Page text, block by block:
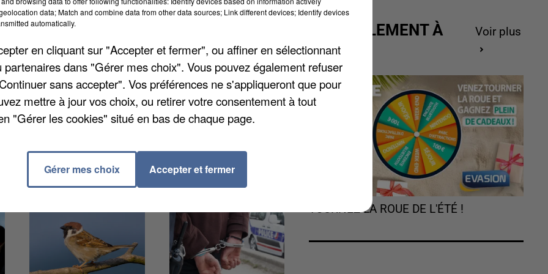
le maire affirme que la personne a une semaine
gratuitement quelques kilomètres plus loin dans un
également que le dépôt sauvage est
aller jusqu'à 1500 euros.
ACTUELLEMENT À
GAGNER
Voir plus
TOURNEZ LA ROUE DE L'ÉTÉ !
data; Match and combine data from other data sources; Link different devices; Identify devices
automatically.
en cliquant sur "Accepter et fermer", ou affiner en sélectionnant
partenaires dans "Gérer mes choix". Vous pouvez également refuser
sans accepter". Vos préférences ne s'appliqueront que pour
mettre à jour vos choix, ou retirer votre consentement à tout
"Gérer les cookies" situé en bas de chaque page.
Gérer mes choix Accepter et fermer